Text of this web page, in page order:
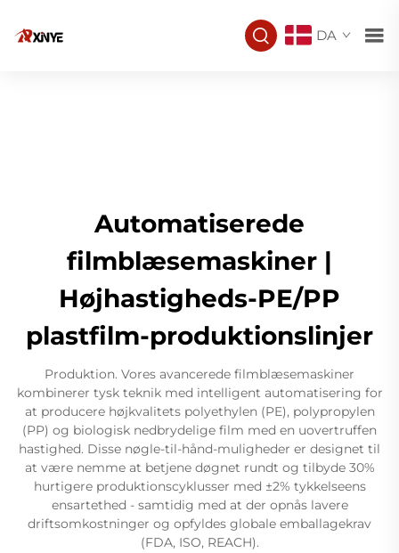
DA
Automatiserede
filmblæsemaskiner |
Højhastigheds-PE/PP
plastfilm-produktionslinjer
Produktion. Vores avancerede filmblæsemaskiner
kombinerer tysk teknik med intelligent automatisering for
at producere højkvalitets polyethylen (PE), polypropylen
(PP) og biologisk nedbrydelige film med en uovertruffen
hastighed. Disse nøgle-til-hånd-muligheder er designet til
at være nemme at betjene døgnet rundt og tilbyde 30%
hurtigere produktionscyklusser med ±2% tykkelseens
ensartethed - samtidig med at der opnås lavere
driftsomkostninger og opfyldes globale emballagekrav
(FDA, ISO, REACH).